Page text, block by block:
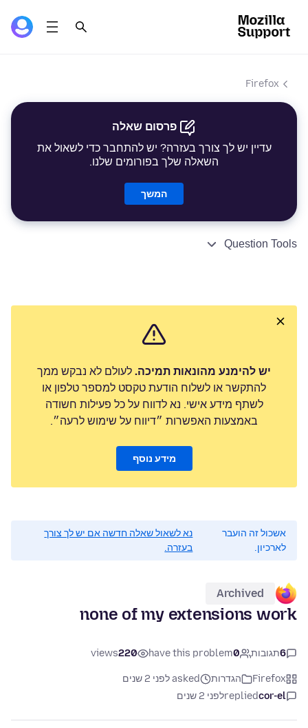
Firefox
פרסום שאלה
עדיין יש לך צורך בעזרה? יש להתחבר כדי לשאול את
השאלה שלך בפורומים שלנו.
המשך
Question Tools
יש להימנע מהונאות תמיכה. לעולם לא נבקש ממך
להתקשר או לשלוח הודעת טקסט למספר טלפון או
לשתף מידע אישי. נא לדווח על כל פעילות חשודה
באמצעות האפשרות ״דיווח על שימוש לרעה״.
מידע נוסף
אשכול זה הועבר
לארכיון.
נא לשאול שאלה חדשה אם יש לך צורך
בעזרה.
Archived
none of my extensions work
6תגובות 0
have this problem
220
views
Firefox הגדרות
asked לפני 2 שנים
cor-el
repliedלפני 2 שנים